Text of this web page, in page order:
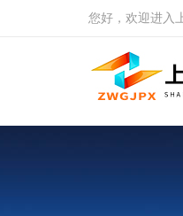
您好，欢迎进入